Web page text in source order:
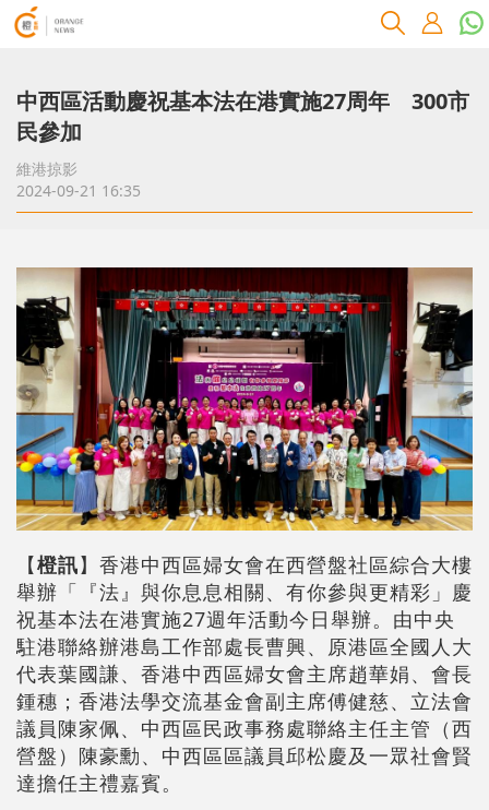
中西區活動慶祝基本法在港實施27周年 300市
民參加
維港掠影
2024-09-21 16:35
【橙訊】香港中西區婦女會在西營盤社區綜合大樓
舉辦「『法』與你息息相關、有你參與更精彩」慶
祝基本法在港實施27週年活動今日舉辦。由中央
駐港聯絡辦港島工作部處長曹興、原港區全國人大
代表葉國謙、香港中西區婦女會主席趙華娟、會長
鍾穗；香港法學交流基金會副主席傅健慈、立法會
議員陳家佩、中西區民政事務處聯絡主任主管（西
營盤）陳豪勳、中西區區議員邱松慶及一眾社會賢
達擔任主禮嘉賓。